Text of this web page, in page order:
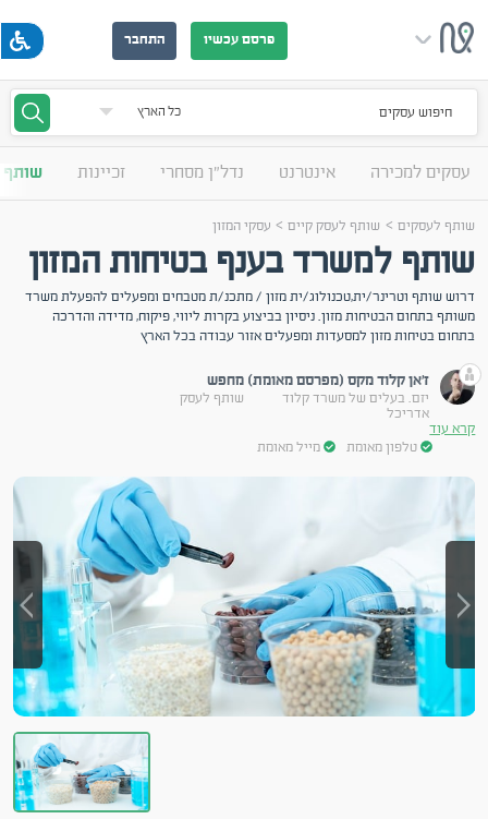
פרסם עכשיו התחבר
חיפוש עסקים
עסקים למכירה אינטרנט נדל"ן מסחרי זכיינות שותף
שותף לעסקים> שותף לעסק קיים> עסקי המזון
שותף למשרד בענף בטיחות המזון
דרוש שותף וטרינר/ית,טכנולוג/ית מזון / מתכנ/ת מטבחים ומפעלים להפעלת משרד
משותף בתחום הבטיחות מזון. ניסיון בביצוע בקרות ליווי, פיקוח, מדידה והדרכה
בתחום בטיחות מזון למסעדות ומפעלים אזור עבודה בכל הארץ
ז'אן קלוד מקס (מפרסם מאומת)
יזם. בעלים של משרד קלוד
אדריכל
קרא עוד
טלפון מאומת
מייל מאומת
מחפש
שותף לעסק